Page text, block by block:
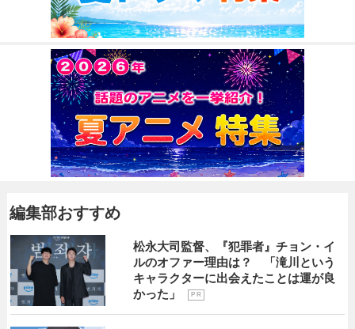
編集部おすすめ
松永大司監督、『犯罪者』チョン・イ
ルのオファー理由は？ 「滝川という
キャラクターに出会えたことは運が良
かった」
P R